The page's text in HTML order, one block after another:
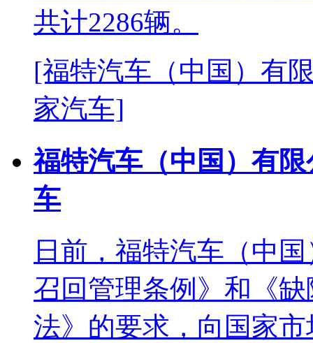
共计2286辆。
[福特汽车（中国）有
家汽车]
福特汽车（中国）有
车
日前，福特汽车（中
召回管理条例》和《
法》的要求，向国家